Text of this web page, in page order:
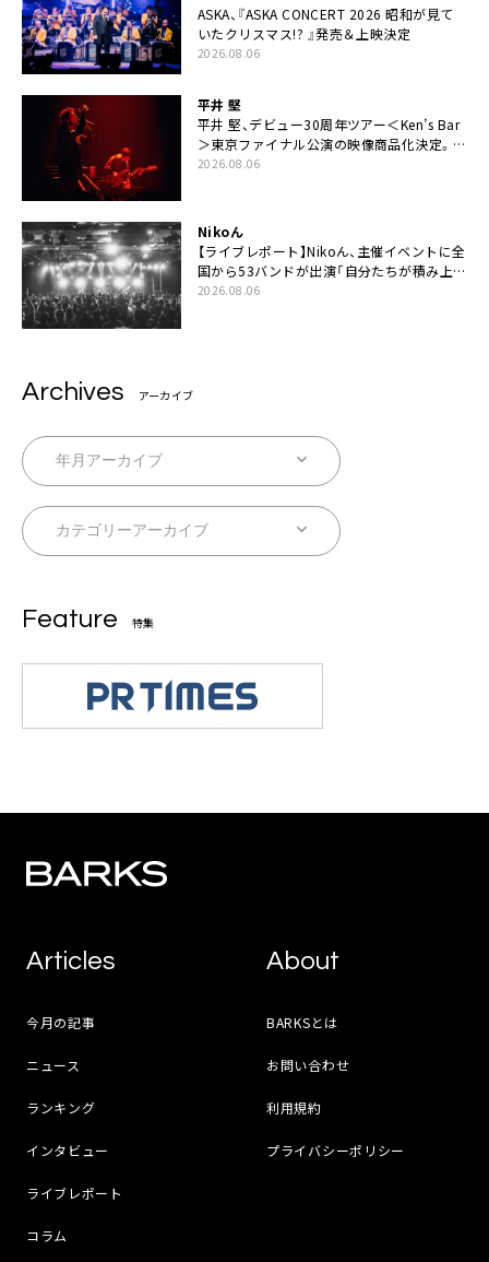
ASKA、『ASKA CONCERT 2026 昭和が見て
いたクリスマス!? 』発売＆上映決定
2026.08.06
平井 堅
平井 堅、デビュー30周年ツアー＜Ken’s Bar
＞東京ファイナル公演の映像商品化決定。ブ
ックレットには平井堅のメッセージ掲載も
2026.08.06
Nikoん
【ライブレポート】Nikoん、主催イベントに全
国から53バンドが出演「自分たちが積み上げ
てきた中身の重みを実感した」
2026.08.06
Archives アーカイブ
Feature 特集
Articles
今月の記事
ニュース
ランキング
インタビュー
ライブレポート
コラム
About
BARKSとは
お問い合わせ
利用規約
プライバシーポリシー